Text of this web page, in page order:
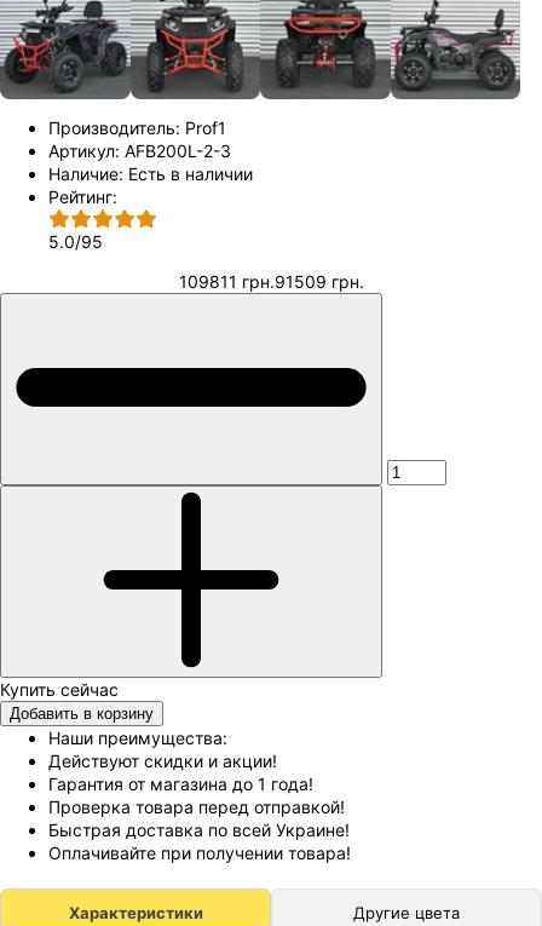
Производитель: Prof1
Артикул: AFB200L-2-3
Наличие: Есть в наличии
Рейтинг:
5.0/95
109811 грн.91509 грн.
Добавить в корзину
Наши преимущества:
Действуют скидки и акции!
Гарантия от магазина до 1 года!
Проверка товара перед отправкой!
Быстрая доставка по всей Украине!
Оплачивайте при получении товара!
Характеристики Другие цвета